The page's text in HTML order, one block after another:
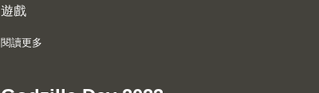
遊戲
閱讀更多